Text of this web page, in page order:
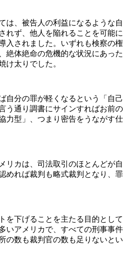
は、被告人の利益になるような自
れず、他人を陥れることを可能に
入されました。いずれも検察の権
絶体絶命の危機的な状況にあった
け太りでした。
分の罪が軽くなるという「自己
う通り調書にサインすればお前の
力型」、つまり密告をうながす仕
カは、司法取引のほとんどが自
めれば裁判も略式裁判となり、罪
を下げることを主たる目的として
いアメリカで、すべての刑事事件
の数も裁判官の数も足りないとい